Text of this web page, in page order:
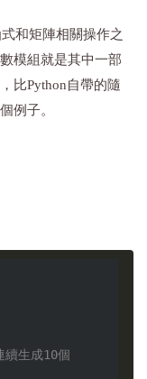
和矩陣相關操作之
模組就是其中一部
比Python自帶的隨
例子。
生成10個